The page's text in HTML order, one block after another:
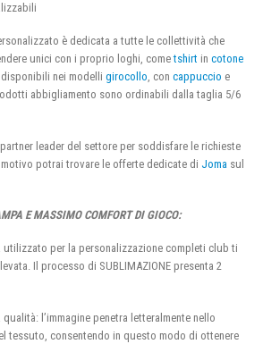
è dedicata a tutte le collettività che
unici con i proprio loghi, cometshirt in cotone
disponibili nei modelli girocollo, con cappuccio e
abbigliamento sono ordinabili dalla taglia 5/6
leader del settore per soddisfare le richieste
potrai trovare le offerte dedicate di Joma sul
E MASSIMO COMFORT DI GIOCO:
utilizzato per la personalizzazione completi club ti
Il processo di SUBLIMAZIONE presenta 2
l’immagine penetra letteralmente nello
tessuto, consentendo in questo modo di ottenere